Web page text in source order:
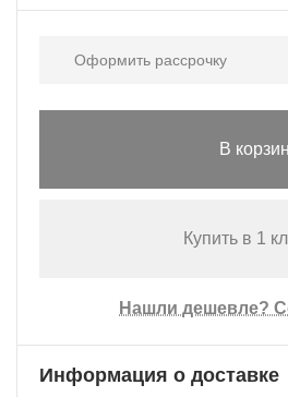
Оформить рассрочку
В
Купить в 1
Нашли дешевле?
Информация о доставке